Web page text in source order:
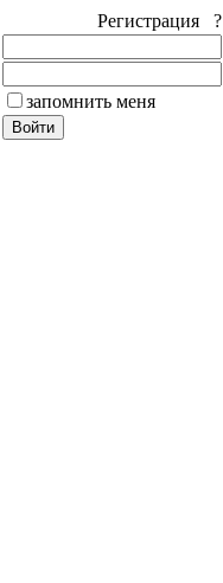
Регистрация ?
запомнить меня